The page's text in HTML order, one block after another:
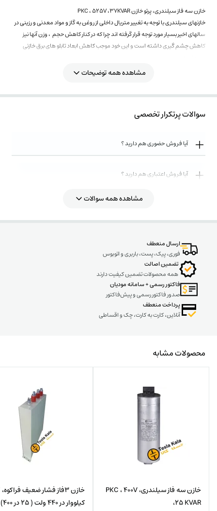
خازن سه فاز سیلندری، پرتو خازن PKC ، 525V ،37KVAR
خازنهای سیلندری با توجه به تغییر متریال داخلی از روغن به گاز و مواد معدنی و رزینی در
سالهای اخیر بسیار مورد توجه قرار گرفته اند چرا که در کنار کاهش حجم ، وزن آنها نیز
کاهش چشم گیری داشته است و این خود موجب کاهش ابعاد تابلو های برق خازنی
خازن سه فاز سیلندری، پرتو خازن PKC ، 525V ،37KVAR
این خازن اصولا برای سری
داشت، طراحی و ساخته شده است
پیدا نماید و مانند سایر تولیدات این سازنده از مكانیزم های حفاظتی قطع تحت فشار
برای استفاده از این خازنها در شبكه نیاز به تهیه ترمینال به صورت جداگانه نمی باشد و
گالری محصول مراجعه نموده و یا كاتالوگ خازنهای سیلندری پرتوخازن را دانلود فرمایید.
مشاهده همه توضیحات
سوالات پرتکرار تخصصی
آیا فروش حضوری هم دارید ؟
آیا فروش اعتباری هم دارید ؟
روش های ارسال کالا به چه صورت میباشد ؟
مشاهده همه سوالات
ارسال منعطف
فوری، پیک، پست، باربری و اتوبوس
تضمین اصالت
همه محصولات تضمین کیفیت دارند
فاکتور رسمی + سامانه مودیان
صدور فاکتور رسمی و پیش‌فاکتور
پرداخت منعطف
آنلاین، کارت به کارت، چک و اقساطی
محصولات مشابه
خازن سه فاز سیلندری، PKC ، 400V
،25 KVAR
کیلووار در 440 ولت ( 25 در 400)